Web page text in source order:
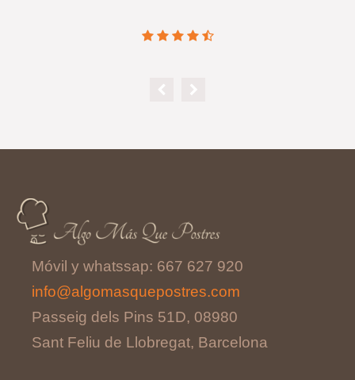
Móvil y whatssap: 667 627 920
info@algomasquepostres.com
Passeig dels Pins 51D, 08980
Sant Feliu de Llobregat, Barcelona